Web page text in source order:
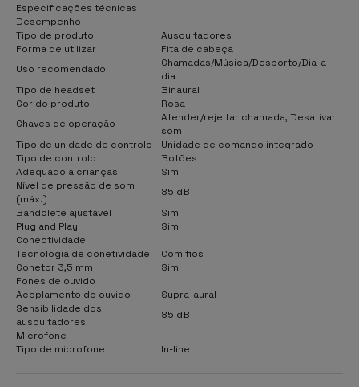
Especificações técnicas
Desempenho
Tipo de produto
Auscultadores
Forma de utilizar
Fita de cabeça
Uso recomendado
Chamadas/Música/Desporto/Dia-a-
dia
Tipo de headset
Binaural
Cor do produto
Rosa
Chaves de operação
Atender/rejeitar chamada, Desativar
som
Tipo de unidade de controlo
Unidade de comando integrado
Tipo de controlo
Botões
Adequado a crianças
Sim
Nível de pressão de som
(máx.)
85 dB
Bandolete ajustável
Sim
Plug and Play
Sim
Conectividade
Tecnologia de conetividade
Com fios
Conetor 3,5 mm
Sim
Fones de ouvido
Acoplamento do ouvido
Supra-aural
Sensibilidade dos
auscultadores
85 dB
Microfone
Tipo de microfone
In-line